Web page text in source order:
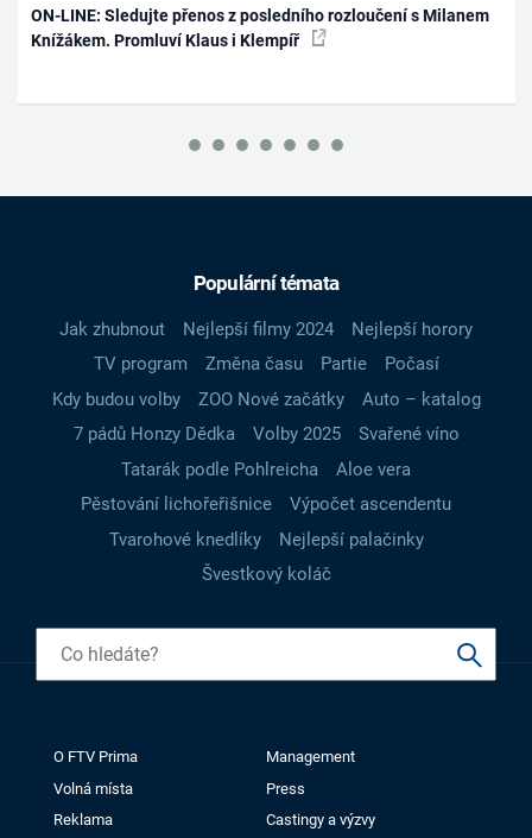
ON-LINE: Sledujte přenos z posledního rozloučení s Milanem
Knížákem. Promluví Klaus i Klempíř
Populární témata
Jak zhubnout Nejlepší filmy 2024
Nejlepší horory
TV program
Změna času Partie
Počasí
Kdy budou volby
ZOO Nové začátky
Auto – katalog
7 pádů Honzy Dědka
Volby 2025
Svařené víno
Tatarák podle Pohlreicha
Aloe vera
Pěstování lichořeřišnice
Výpočet ascendentu
Tvarohové knedlíky
Nejlepší palačinky
Švestkový koláč
O FTV Prima
Management
Volná místa
Press
Reklama
Castingy a výzvy